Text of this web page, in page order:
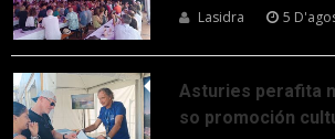
Lasidra 5
Asturies perafita
so promoción